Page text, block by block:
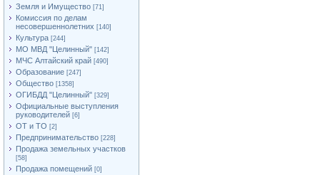
Земля и Имущество [71]
Комиссия по делам
несовершеннолетних [140]
Культура [244]
МО МВД "Целинный" [142]
МЧС Алтайский край [490]
Образование [247]
Общество [1358]
ОГИБДД "Целинный" [329]
Официальные выступления
руководителей [6]
ОТ и ТО [2]
Предпринимательство [228]
Продажа земельных участков
[58]
Продажа помещений [0]